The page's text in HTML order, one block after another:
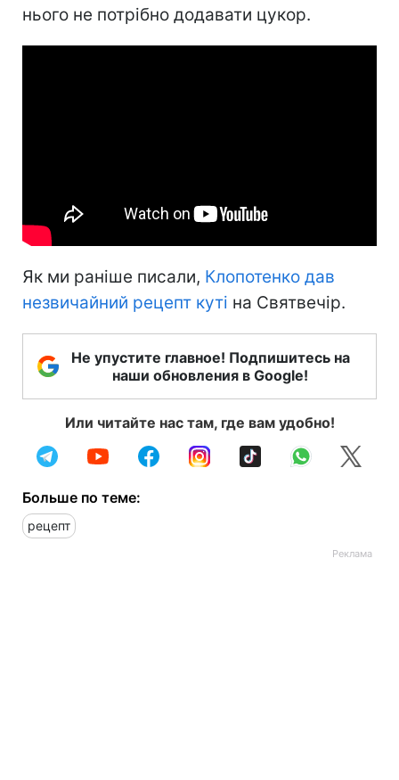
нього не потрібно додавати цукор.
Як ми раніше писали, Клопотенко дав
незвичайний рецепт куті на Святвечір.
Не упустите главное! Подпишитесь на
наши обновления в Google!
Или читайте нас там, где вам удобно!
Больше по теме:
рецепт